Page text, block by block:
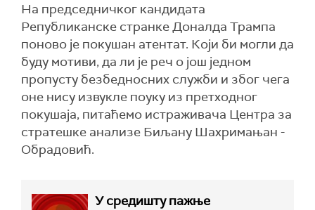
На председничког кандидата
Републиканске странке Доналда Трампа
поново је покушан атентат. Који би могли да
буду мотиви, да ли је реч о још једном
пропусту безбедносних служби и због чега
оне нису извукле поуку из претходног
покушаја, питаћемо истраживача Центра за
стратешке анализе Биљану Шахримањан -
Обрадовић.
У средишту пажње